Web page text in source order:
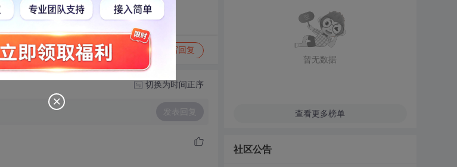
举报 写回复
切换为时间正序
发表回复
暂无数据
查看更多榜单
社区公告